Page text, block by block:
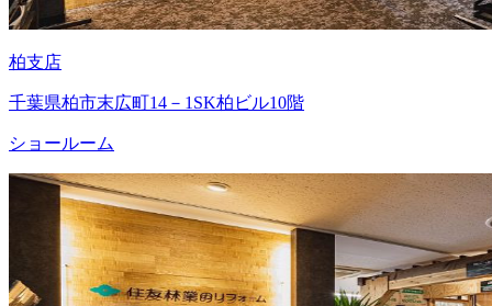
柏支店
千葉県柏市末広町14－1SK柏ビル10階
ショールーム